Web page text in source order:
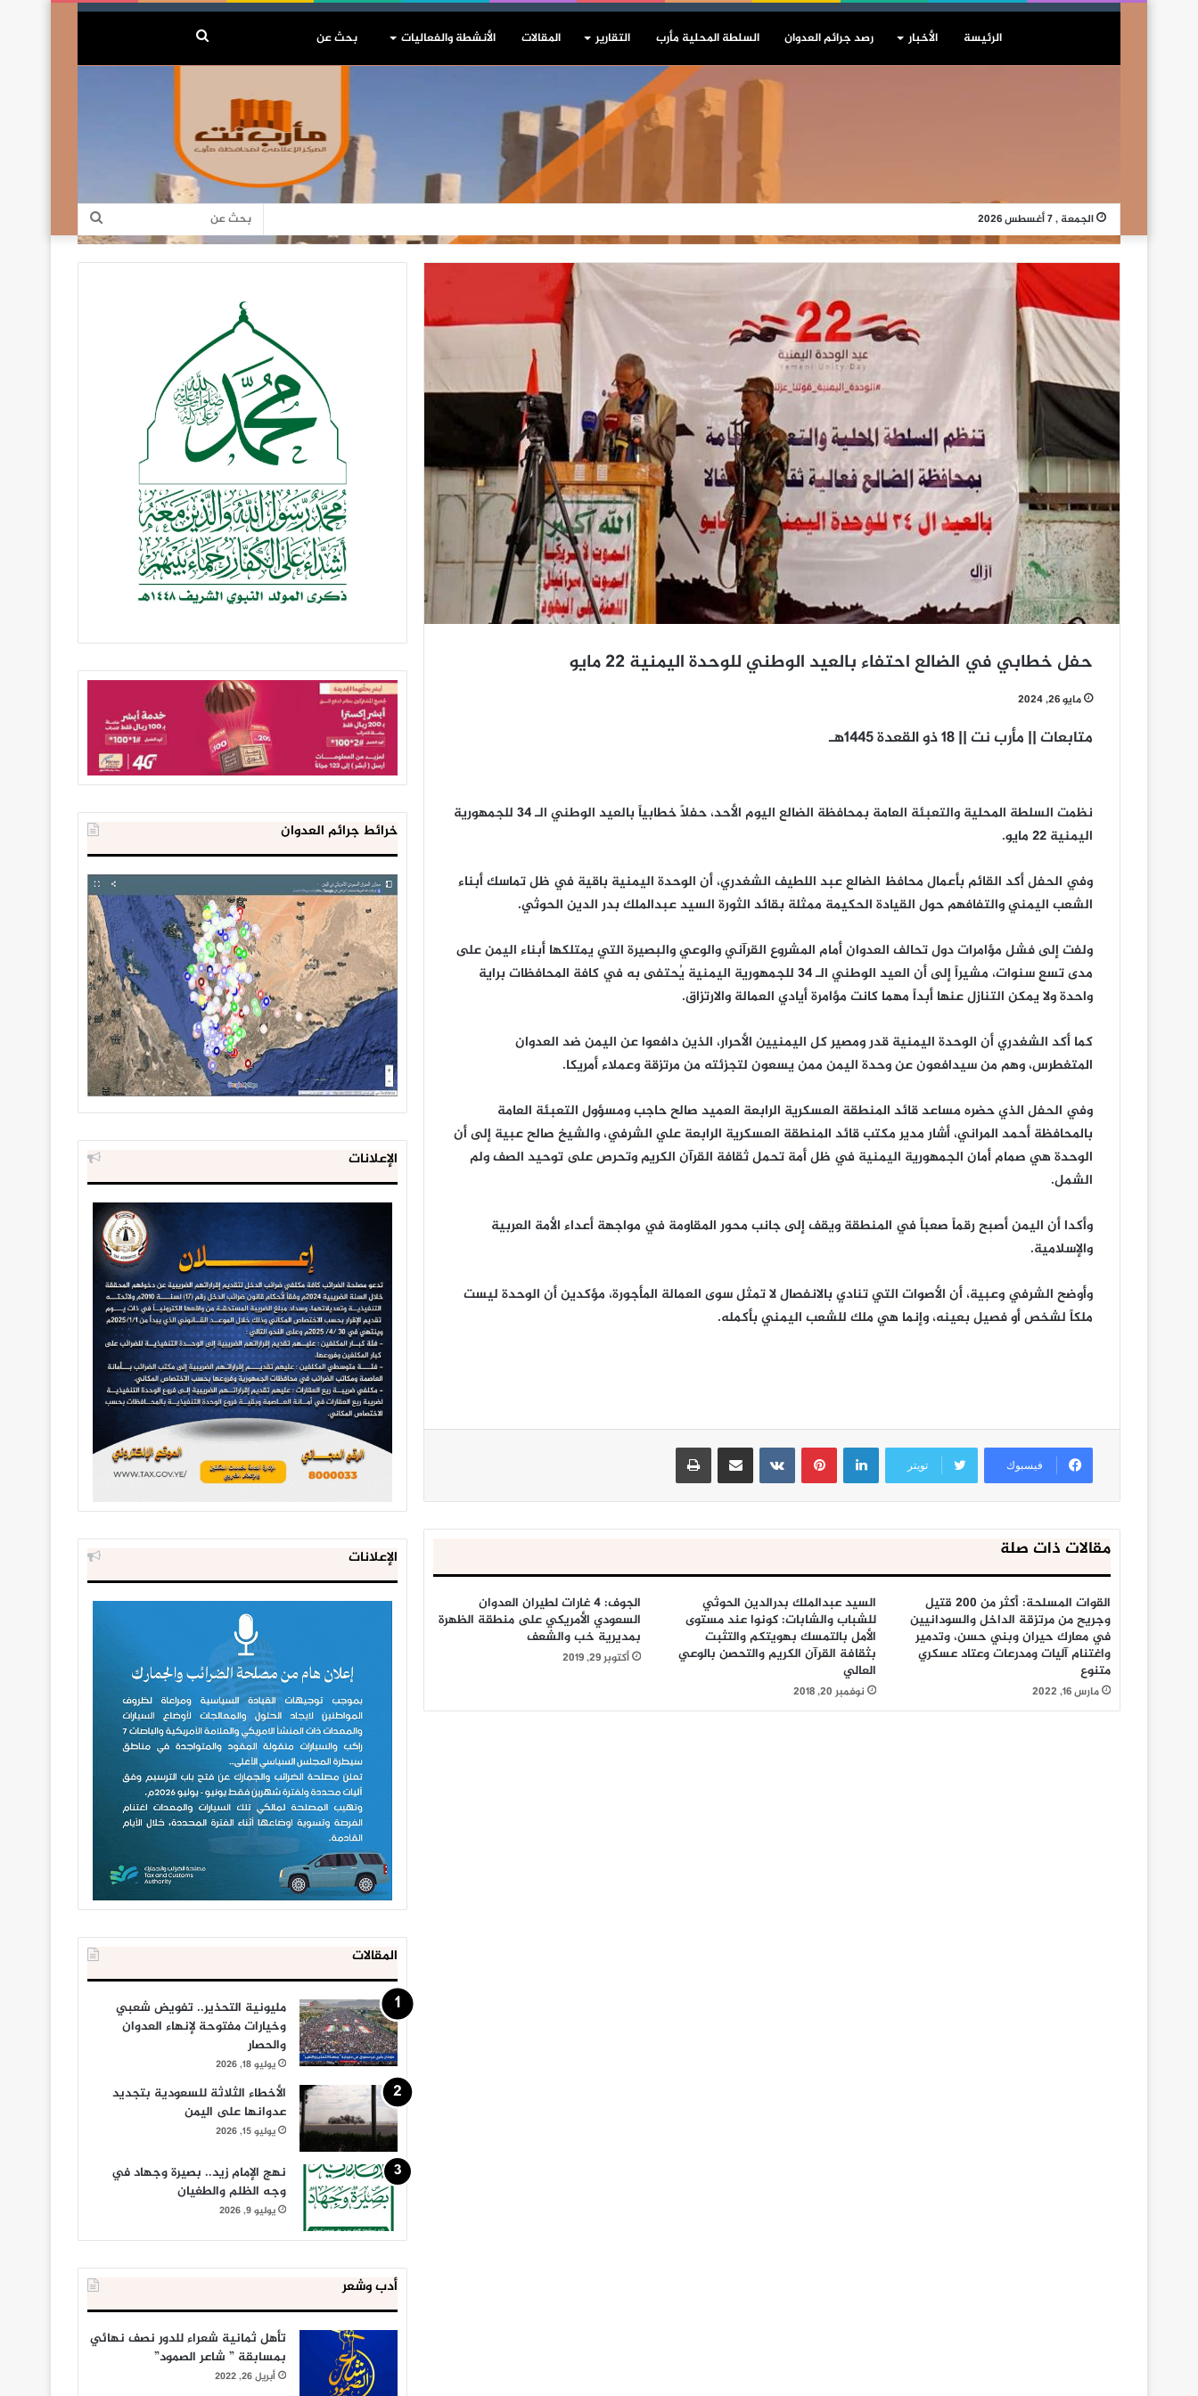
الرئيسة الأخبار رصد جرائم العدوان السلطة المحلية مأرب التقارير المقالات الأنشطة والفعاليات بحث
الجمعة , 7 أغسطس 2026
بحث
عن
حفل خطابي في الضالع احتفاء بالعيد الوطني للوحدة اليمنية 22 مايو
مايو 26, 2024
متابعات || مأرب نت || 18 ذو القعدة 1445هـ
نظمت السلطة المحلية والتعبئة العامة بمحافظة الضالع اليوم الأحد، حفلاً خطابياً بالعيد الوطني الـ 34 للجمهورية
اليمنية 22 مايو.
وفي الحفل أكد القائم بأعمال محافظ الضالع عبد اللطيف الشغدري، أن الوحدة اليمنية باقية في ظل تماسك أبناء
الشعب اليمني والتفافهم حول القيادة الحكيمة ممثلة بقائد الثورة السيد عبدالملك بدر الدين الحوثي.
ولفت إلى فشل مؤامرات دول تحالف العدوان أمام المشروع القرآني والوعي والبصيرة التي يمتلكها أبناء اليمن على
مدى تسع سنوات، مشيراً إلى أن العيد الوطني الـ 34 للجمهورية اليمنية يُحتفى به في كافة المحافظات براية
واحدة ولا يمكن التنازل عنها أبداً مهما كانت مؤامرة أيادي العمالة والارتزاق.
كما أكد الشغدري أن الوحدة اليمنية قدر ومصير كل اليمنيين الأحرار، الذين دافعوا عن اليمن ضد العدوان
المتغطرس، وهم من سيدافعون عن وحدة اليمن ممن يسعون لتجزئته من مرتزقة وعملاء أمريكا.
وفي الحفل الذي حضره مساعد قائد المنطقة العسكرية الرابعة العميد صالح حاجب ومسؤول التعبئة العامة
بالمحافظة أحمد المراني، أشار مدير مكتب قائد المنطقة العسكرية الرابعة علي الشرفي، والشيخ صالح عبية إلى أن
الوحدة هي صمام أمان الجمهورية اليمنية في ظل أمة تحمل ثقافة القرآن الكريم وتحرص على توحيد الصف ولم
الشمل.
وأكدا أن اليمن أصبح رقماً صعباً في المنطقة ويقف إلى جانب محور المقاومة في مواجهة أعداء الأمة العربية
والإسلامية.
وأوضح الشرفي وعبية، أن الأصوات التي تنادي بالانفصال لا تمثل سوى العمالة المأجورة، مؤكدين أن الوحدة ليست
ملكاً لشخص أو فصيل بعينه، وإنما هي ملك للشعب اليمني بأكمله.
فيسبوك تويتر
لينكدإنبينتيريست مشاركة عبر البريد طباعة
مقالات ذات صلة
القوات المسلحة: أكثر من 200 قتيل
وجريح من مرتزقة الداخل والسودانيين
في معارك حيران وبني حسن، وتدمير
واغتنام آليات ومدرعات وعتاد عسكري
متنوع
مارس 16, 2022
السيد عبدالملك بدرالدين الحوثي
للشباب والشابات: كونوا عند مستوى
الأمل بالتمسك بهويتكم والتثبت
بثقافة القرآن الكريم والتحصن بالوعي
العالي
نوفمبر 20, 2018
الجوف: 4 غارات لطيران العدوان
السعودي الأمريكي على منطقة الظهرة
بمديرية خب والشعف
أكتوبر 29, 2019
خرائط جرائم العدوان
الإعلانات
الإعلانات
المقالات
مليونية التحذير.. تفويض شعبي
وخيارات مفتوحة لإنهاء العدوان
والحصار
يوليو 18, 2026
الأخطاء الثلاثة للسعودية بتجديد
عدوانها على اليمن
يوليو 15, 2026
نهج الإمام زيد.. بصيرة وجهاد في
وجه الظلم والطغيان
يوليو 9, 2026
أدب وشعر
تأهل ثمانية شعراء للدور نصف نهائي
بمسابقة ” شاعر الصمود”
أبريل 26, 2022